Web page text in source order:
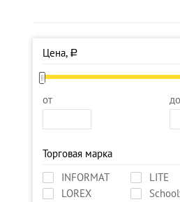
Цена, a
от до
Торговая марка
INFORMAT
LITE
LOREX